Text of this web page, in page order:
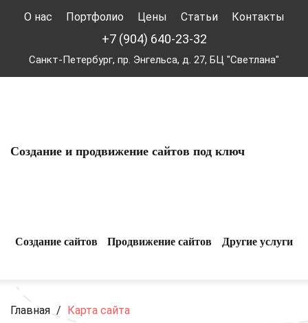
О нас Портфолио Цены Статьи Контакты
+7 (904) 640-23-32
Санкт-Петербург, пр. Энгельса, д. 27, БЦ "Светлана"
Создание и продвижение сайтов под ключ
Создание сайтов Продвижение сайтов Другие услуги
Главная / Карта сайта